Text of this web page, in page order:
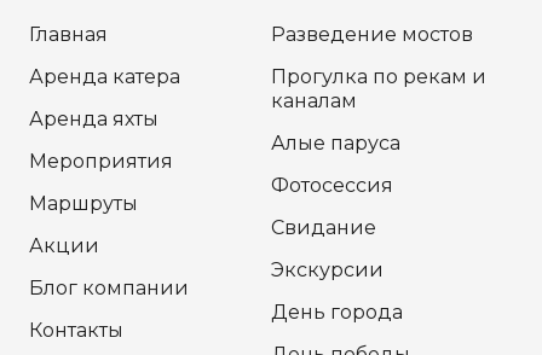
Главная
Аренда катера
Аренда яхты
Мероприятия
Маршруты
Акции
Блог компании
Контакты
Разведение мостов
Прогулка по рекам и
каналам
Алые паруса
Фотосессия
Свидание
Экскурсии
День города